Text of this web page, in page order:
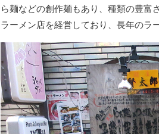
ら麺などの創作麺もあり、種類の豊富
ラーメン店を経営しており、長年のラ